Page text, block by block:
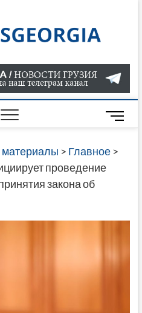
О
В
ГРУЗИИ
САЙТЕ
M
e
n
n
материалы > Главное>
проведение
закона об